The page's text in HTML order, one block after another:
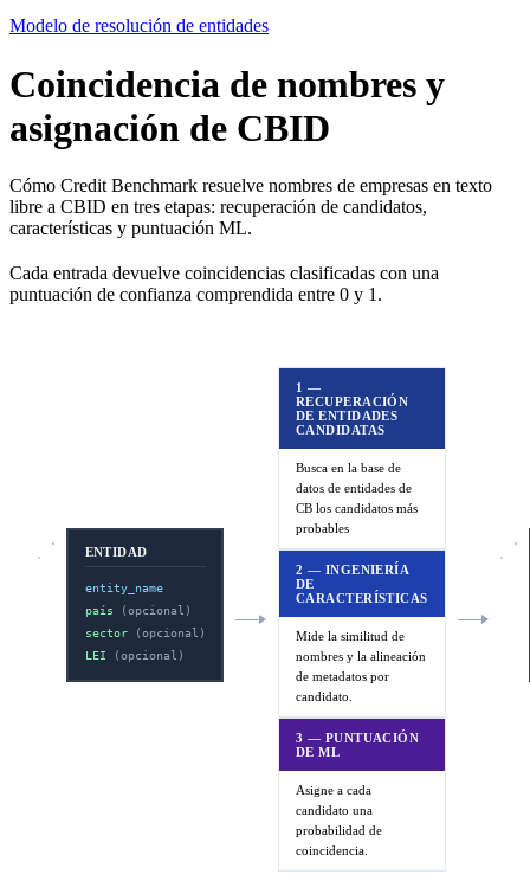
Modelo de resolución de entidades
Coincidencia de nombres y
asignación de CBID
Cómo Credit Benchmark resuelve nombres de empresas en texto
libre a CBID en tres etapas: recuperación de candidatos,
características y puntuación ML.
Cada entrada devuelve coincidencias clasificadas con una
puntuación de confianza comprendida entre 0 y 1.
ENTIDAD
entity_name
país
(opcional)
sector
(opcional)
LEI
(opcional)
1 —
RECUPERACIÓN
DE ENTIDADES
CANDIDATAS
Busca en la base de
datos de entidades de
CB los candidatos más
probables
2 — INGENIERÍA
DE
CARACTERÍSTICAS
Mide la similitud de
nombres y la alineación
de metadatos por
candidato.
3 — PUNTUACIÓN
DE ML
Asigne a cada
candidato una
probabilidad de
coincidencia.